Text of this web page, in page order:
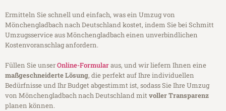
Ermitteln Sie schnell und einfach, was ein Umzug von
Mönchengladbach nach Deutschland kostet, indem Sie bei Schmitt
Umzugsservice aus Mönchengladbach einen unverbindlichen
Kostenvoranschlag anfordern.
Füllen Sie unserOnline-Formularaus, und wir liefern Ihnen eine
maßgeschneiderte Lösung, die perfekt auf Ihre individuellen
Bedürfnisse und Ihr Budget abgestimmt ist, sodass Sie Ihre Umzug
von Mönchengladbach nach Deutschland mitvoller Transparenz
planen können.